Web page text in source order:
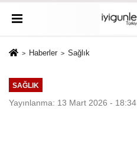
Haberler Sağlık
SAĞLIK
Yayınlanma: 13 Mart 2026 - 18:34